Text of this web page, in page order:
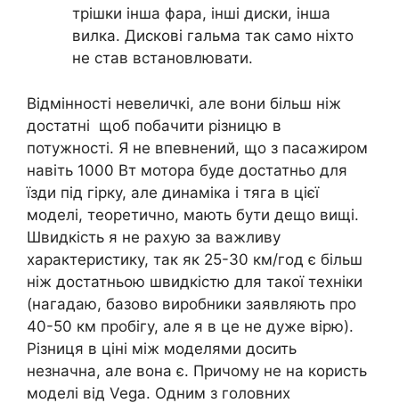
трішки інша фара, інші диски, інша
вилка. Дискові гальма так само ніхто
не став встановлювати.
Відмінності невеличкі, але вони більш ніж
достатні щоб побачити різницю в
потужності. Я не впевнений, що з пасажиром
навіть 1000 Вт мотора буде достатньо для
їзди під гірку, але динаміка і тяга в цієї
моделі, теоретично, мають бути дещо вищі.
Швидкість я не рахую за важливу
характеристику, так як 25-30 км/год є більш
ніж достатньою швидкістю для такої техніки
(нагадаю, базово виробники заявляють про
40-50 км пробігу, але я в це не дуже вірю).
Різниця в ціні між моделями досить
незначна, але вона є. Причому не на користь
моделі від Vega. Одним з головних